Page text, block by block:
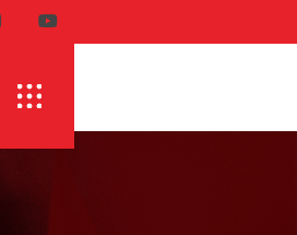
ERHÜRMAN: TOPLAYIN PILINIZI